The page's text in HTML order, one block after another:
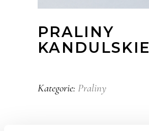
PRALINY
KANDULSKIE
Kategorie: Praliny